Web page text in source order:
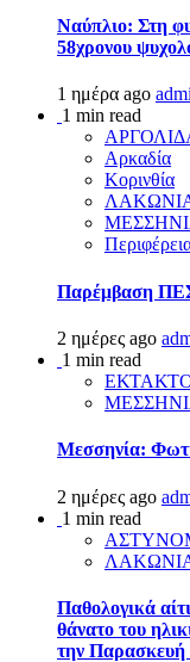
Ναύπλιο: Στη
58χρονου
1 ημέρα ago
1 min read
Αρκαδία
Κορινθία
Παρέμβαση
2 ημέρες ago
1 min read
Μεσσηνία:
2 ημέρες ago
1 min read
Παθολογικά
θάνατο του
την Παρασκευή